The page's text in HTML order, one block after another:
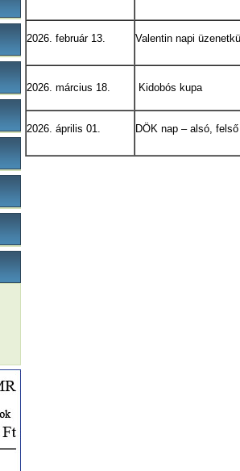
2026. február 13. Valentin napi
2026. március 18. Kidobós kupa
2026. április 01. DÖK nap – alsó,